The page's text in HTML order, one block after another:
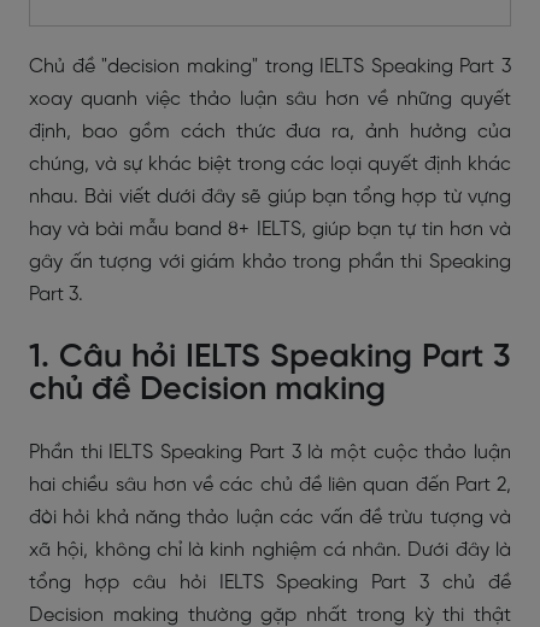
Chủ đề "decision making" trong IELTS Speaking Part 3
xoay quanh việc thảo luận sâu hơn về những quyết
định, bao gồm cách thức đưa ra, ảnh hưởng của
chúng, và sự khác biệt trong các loại quyết định khác
nhau. Bài viết dưới đây sẽ giúp bạn tổng hợp từ vựng
hay và bài mẫu band 8+ IELTS, giúp bạn tự tin hơn và
gây ấn tượng với giám khảo trong phần thi Speaking
Part 3.
1. Câu hỏi IELTS Speaking Part 3
chủ đề Decision making
Phần thi IELTS Speaking Part 3 là một cuộc thảo luận
hai chiều sâu hơn về các chủ đề liên quan đến Part 2,
đòi hỏi khả năng thảo luận các vấn đề trừu tượng và
xã hội, không chỉ là kinh nghiệm cá nhân. Dưới đây là
tổng hợp câu hỏi IELTS Speaking Part 3 chủ đề
Decision making thường gặp nhất trong kỳ thi thật